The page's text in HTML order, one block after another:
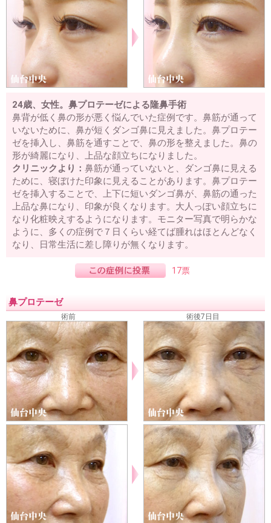
24歳、女性。鼻プロテーゼによる隆鼻手術
鼻背が低く鼻の形が悪く悩んでいた症例です。鼻筋が通って
いないために、鼻が短くダンゴ鼻に見えました。鼻プロテー
ゼを挿入し、鼻筋を通すことで、鼻の形を整えました。鼻の
形が綺麗になり、上品な顔立ちになりました。
クリニックより： 鼻筋が通っていないと、ダンゴ鼻に見える
ために、寝ぼけた印象に見えることがあります。鼻プロテー
ゼを挿入することで、上下に短いダンゴ鼻が、鼻筋の通った
上品な鼻になり、印象が良くなります。大人っぽい顔立ちに
なり化粧映えするようになります。モニター写真で明らかな
ように、多くの症例で７日くらい経てば腫れはほとんどなく
なり、日常生活に差し障りが無くなります。
17票
鼻プロテーゼ
術前 術後7日目